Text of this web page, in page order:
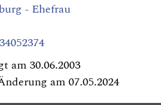
- Ehefrau
am 30.06.2003
am 07.05.2024